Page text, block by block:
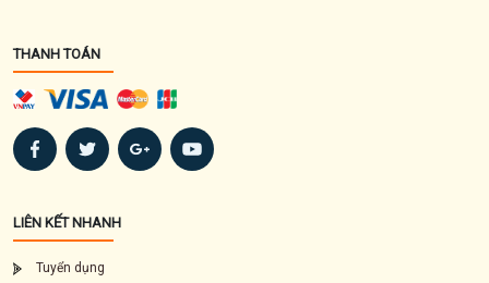
THANH TOÁN
LIÊN KẾT NHANH
Tuyển dụng